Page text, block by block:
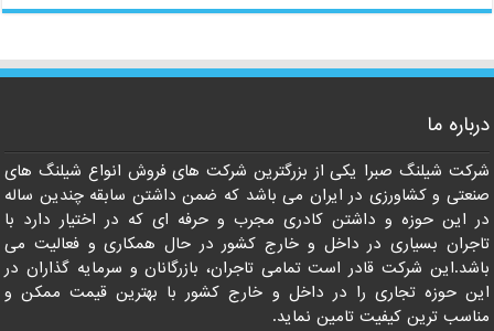
درباره ما
شرکت شیلنگ صبرا یکی از بزرگترین شرکت های فروش انواع شیلنگ های
صنعتی و کشاورزی در ایران می باشد که ضمن داشتن سابقه چندین ساله
در این حوزه و داشتن کادری مجرب و حرفه ای که در اختیار دارد با
تاجران بسیاری در داخل و خارج کشور در حال همکاری و فعالیت می
باشد.این شرکت قادر است تمامی تاجران، بازرگانان و سرمایه گذاران در
این حوزه تجاری را در داخل و خارج کشور با بهترین قیمت ممکن و
مناسب ترین کیفیت تامین نماید.
09129586863